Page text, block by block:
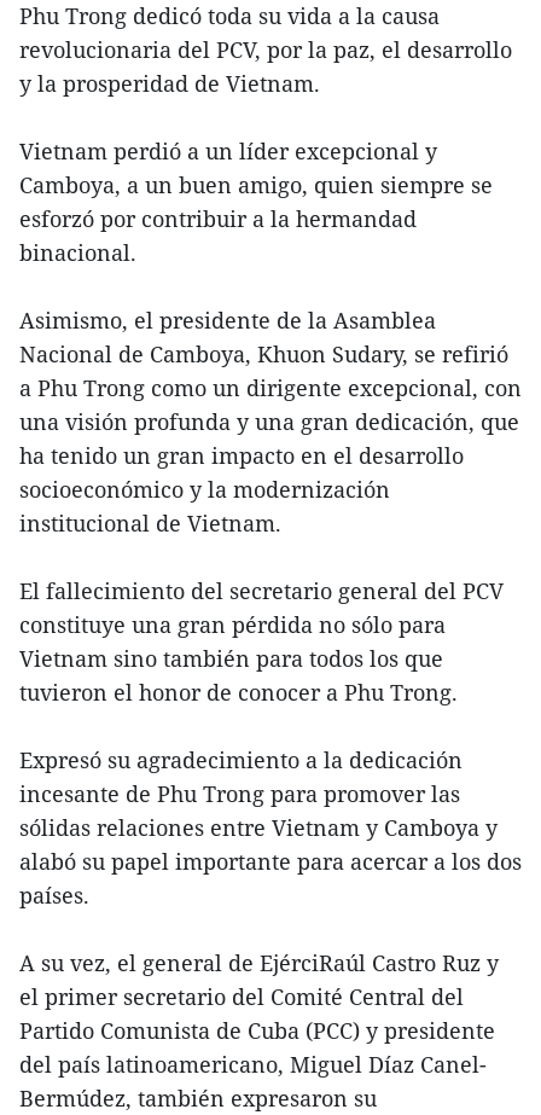
Phu Trong dedicó toda su vida a la causa
revolucionaria del PCV, por la paz, el desarrollo
y la prosperidad de Vietnam.
Vietnam perdió a un líder excepcional y
Camboya, a un buen amigo, quien siempre se
esforzó por contribuir a la hermandad
binacional.
Asimismo, el presidente de la Asamblea
Nacional de Camboya, Khuon Sudary, se refirió
a Phu Trong como un dirigente excepcional, con
una visión profunda y una gran dedicación, que
ha tenido un gran impacto en el desarrollo
socioeconómico y la modernización
institucional de Vietnam.
El fallecimiento del secretario general del PCV
constituye una gran pérdida no sólo para
Vietnam sino también para todos los que
tuvieron el honor de conocer a Phu Trong.
Expresó su agradecimiento a la dedicación
incesante de Phu Trong para promover las
sólidas relaciones entre Vietnam y Camboya y
alabó su papel importante para acercar a los dos
países.
A su vez, el general de EjérciRaúl Castro Ruz y
el primer secretario del Comité Central del
Partido Comunista de Cuba (PCC) y presidente
del país latinoamericano, Miguel Díaz Canel-
Bermúdez, también expresaron su